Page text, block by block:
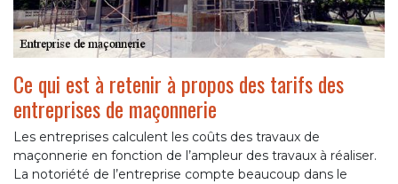
Ce qui est à retenir à propos des tarifs des
entreprises de maçonnerie
Les entreprises calculent les coûts des travaux de
maçonnerie en fonction de l’ampleur des travaux à réaliser.
La notoriété de l’entreprise compte beaucoup dans le